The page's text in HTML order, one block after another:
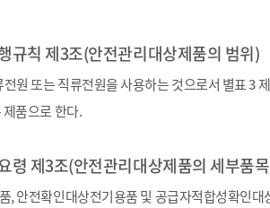
규칙 제3조(안전관리대상제품의 범위)
원 또는 직류전원을 사용하는 것으로서 별표 3
품으로 한다.
령 제3조(안전관리대상제품의 세부품
안전확인대상전기용품 및 공급자적합성확인